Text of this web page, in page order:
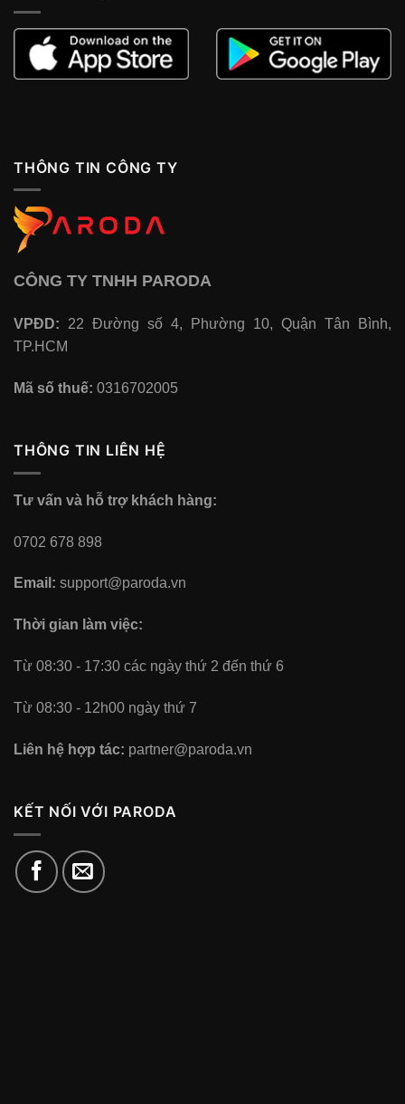
THÔNG TIN CÔNG TY
CÔNG TY TNHH PARODA
VPĐD: 22 Đường số 4, Phường 10, Quận Tân Bình,
TP.HCM
Mã số thuế: 0316702005
THÔNG TIN LIÊN HỆ
Tư vấn và hỗ trợ khách hàng:
0702 678 898
Email: support@paroda.vn
Thời gian làm việc:
Từ 08:30 - 17:30 các ngày thứ 2 đến thứ 6
Từ 08:30 - 12h00 ngày thứ 7
Liên hệ hợp tác: partner@paroda.vn
KẾT NỐI VỚI PARODA